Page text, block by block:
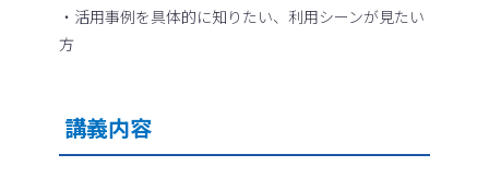
・活用事例を具体的に知りたい、利用シーンが見たい
方
講義内容